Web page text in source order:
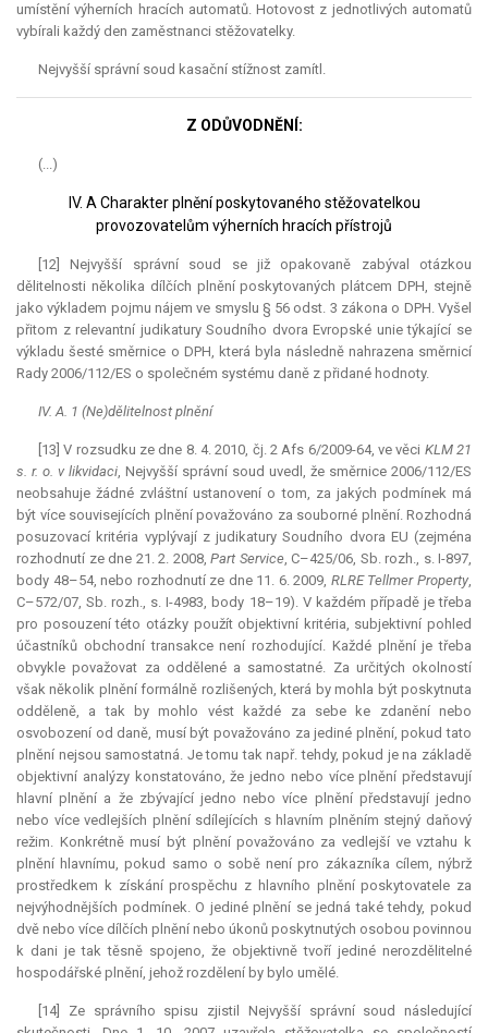
umístění výherních hracích automatů. Hotovost z jednotlivých automatů
vybírali každý den zaměstnanci stěžovatelky.
Nejvyšší správní soud kasační stížnost zamítl.
Z ODŮVODNĚNÍ:
(...)
IV. A Charakter plnění poskytovaného stěžovatelkou
provozovatelům výherních hracích přístrojů
[12] Nejvyšší správní soud se již opakovaně zabýval otázkou
dělitelnosti několika dílčích plnění poskytovaných plátcem DPH, stejně
jako výkladem pojmu nájem ve smyslu § 56 odst. 3 zákona o DPH. Vyšel
přitom zrelevantní judikatury Soudního dvora Evropské unie týkající se
výkladu šesté směrnice o DPH, která byla následně nahrazena směrnicí
Rady 2006/112/ES o společném systému daně z přidané hodnoty.
IV. A. 1 (Ne)dělitelnost plnění
[13] V rozsudku ze dne 8. 4. 2010, čj. 2 Afs 6/2009-64, ve věci KLM 21
s. r. o. v likvidaci, Nejvyšší správní soud uvedl, že směrnice 2006/112/ES
neobsahuje žádné zvláštní ustanovení o tom, za jakých podmínek má
být více souvisejících plnění považováno za souborné plnění. Rozhodná
posuzovací kritéria vyplývají z judikatury Soudního dvora EU (zejména
rozhodnutí ze dne 21. 2. 2008, Part Service, C–425/06, Sb. rozh., s. I-897,
body 48–54, nebo rozhodnutí ze dne 11. 6. 2009, RLRE Tellmer Property,
C–572/07, Sb. rozh., s. I-4983, body 18–19). V každém případě je třeba
pro posouzení této otázky použít objektivní kritéria, subjektivní pohled
účastníků obchodní transakce není rozhodující. Každé plnění je třeba
obvykle považovat za oddělené a samostatné. Za určitých okolností
však několik plnění formálně rozlišených, která by mohla být poskytnuta
odděleně, a tak by mohlo vést každé za sebe ke zdanění nebo
osvobození od daně, musí být považováno za jediné plnění, pokud tato
plnění nejsou samostatná. Je tomu tak např. tehdy, pokud je na základě
objektivní analýzy konstatováno, že jedno nebo více plnění představují
hlavní plnění a že zbývající jedno nebo více plnění představují jedno
nebo více vedlejších plnění sdílejících s hlavním plněním stejný daňový
režim. Konkrétně musí být plnění považováno za vedlejší ve vztahu k
plnění hlavnímu, pokud samo o sobě není pro zákazníka cílem, nýbrž
prostředkem k získání prospěchu z hlavního plnění poskytovatele za
nejvýhodnějších podmínek. O jediné plnění se jedná také tehdy, pokud
dvě nebo více dílčích plnění nebo úkonů poskytnutých osobou povinnou
k dani je tak těsně spojeno, že objektivně tvoří jediné nerozdělitelné
hospodářské plnění, jehož rozdělení by bylo umělé.
[14] Ze správního spisu zjistil Nejvyšší správní soud následující